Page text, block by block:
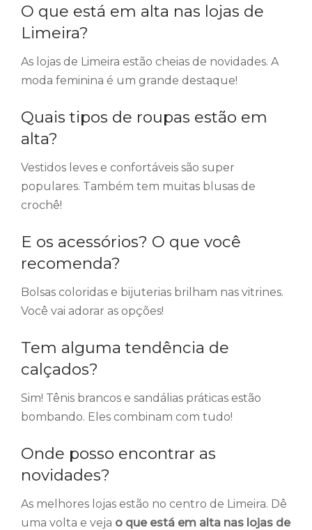
O que está em alta nas lojas de
Limeira?
As lojas de Limeira estão cheias de novidades. A
moda feminina é um grande destaque!
Quais tipos de roupas estão em
alta?
Vestidos leves e confortáveis são super
populares. Também tem muitas blusas de
crochê!
E os acessórios? O que você
recomenda?
Bolsas coloridas e bijuterias brilham nas vitrines.
Você vai adorar as opções!
Tem alguma tendência de
calçados?
Sim! Tênis brancos e sandálias práticas estão
bombando. Eles combinam com tudo!
Onde posso encontrar as
novidades?
As melhores lojas estão no centro de Limeira. Dê
uma volta e veja o que está em alta nas lojas de